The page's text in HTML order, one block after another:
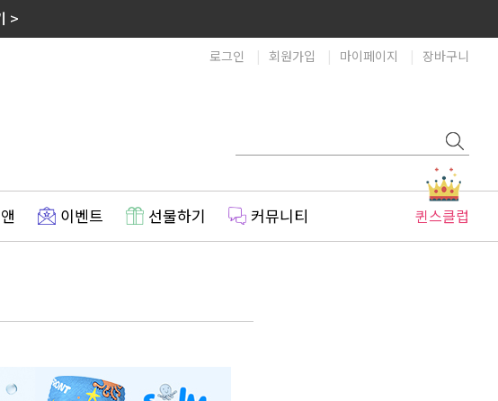
>
로그인 회원가입 마이페이지 장바구니
이벤트 선물하기 커뮤니티 퀸스클럽